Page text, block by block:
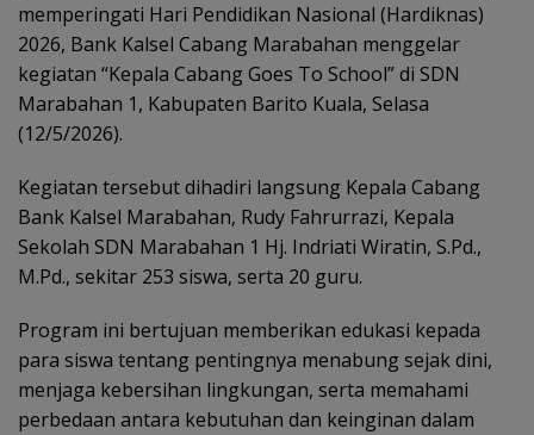
memperingati Hari Pendidikan Nasional (Hardiknas)
2026, Bank Kalsel Cabang Marabahan menggelar
kegiatan “Kepala Cabang Goes To School” di SDN
Marabahan 1, Kabupaten Barito Kuala, Selasa
(12/5/2026).
Kegiatan tersebut dihadiri langsung Kepala Cabang
Bank Kalsel Marabahan, Rudy Fahrurrazi, Kepala
Sekolah SDN Marabahan 1 Hj. Indriati Wiratin, S.Pd.,
M.Pd., sekitar 253 siswa, serta 20 guru.
Program ini bertujuan memberikan edukasi kepada
para siswa tentang pentingnya menabung sejak dini,
menjaga kebersihan lingkungan, serta memahami
perbedaan antara kebutuhan dan keinginan dalam